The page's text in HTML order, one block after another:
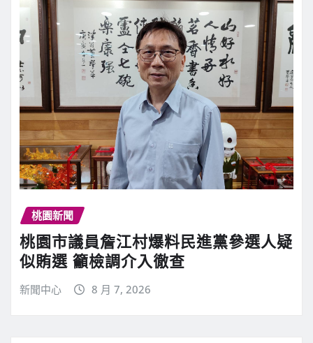
桃園新聞
桃園市議員詹江村爆料民進黨參選人疑
似賄選 籲檢調介入徹查
新聞中心 8 月 7, 2026